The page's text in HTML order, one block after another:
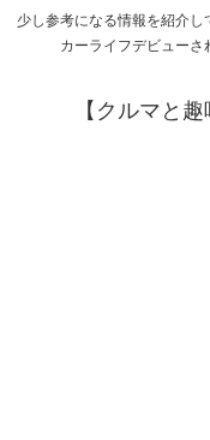
少し参考になる情報を紹介
カーライフデビューさ
【クルマと